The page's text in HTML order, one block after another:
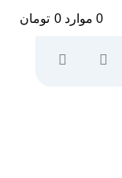
0 موارد 0 تومان